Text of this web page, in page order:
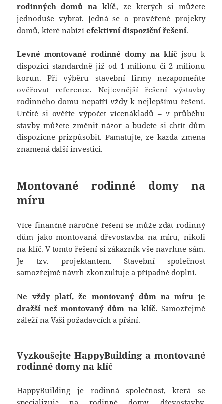
rodinných domů na klíč, ze kterých si můžete
jednoduše vybrat. Jedná se o prověřené projekty
domů, které nabízíefektivní dispoziční řešení.
Levné montované rodinné domy na klíčjsou k
dispozici standardně již od 1 milionu či 2 milionu
korun. Při výběru stavební firmy nezapomeňte
ověřovat reference. Nejlevnější řešení výstavby
rodinného domu nepatří vždy k nejlepšímu řešení.
Určitě si ověřte výpočet vícenákladů – v průběhu
stavby můžete změnit názor a budete si chtít dům
dispozičně přizpůsobit. Pamatujte, že každá změna
znamená další investici.
Montované rodinné domy na
míru
Více finančně náročné řešení se může zdát rodinný
dům jako montovaná dřevostavba na míru, nikoli
na klíč. V tomto řešení si zákazník vše navrhne sám.
Je tzv. projektantem. Stavební společnost
samozřejmě návrh zkonzultuje a případně doplní.
Ne vždy platí, že montovaný dům na míru je
dražší než montovaný dům na klíč. Samozřejmě
záleží na Vaši požadavcích a přání.
Vyzkoušejte HappyBuilding a montované
rodinné domy na klíč
HappyBuilding je rodinná společnost, která se
specializuje na rodinné domy, dřevostavby,